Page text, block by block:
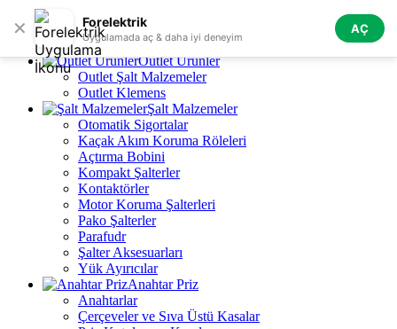
✕ Forelektrik
Uygulamada aç & daha iyi deneyim
AÇ
Skip to navigation Skip to main content
Tüm Kategoriler
Outlet Ürünler
Outlet Şalt Malzemeler
Outlet Klemens
Şalt Malzemeler
Otomatik Sigortalar
Kaçak Akım Koruma Röleleri
Açtırma Bobini
Kompakt Şalterler
Kontaktörler
Motor Koruma Şalterleri
Pako Şalterler
Parafudr
Şalter Aksesuarları
Yük Ayırıcılar
Anahtar Priz
Anahtarlar
Çerçeveler ve Sıva Üstü Kasalar